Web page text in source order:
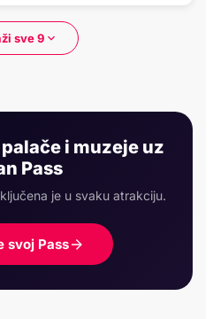
sve 9
i muzeje uz
Pass
je u svaku atrakciju.
svoj Pass